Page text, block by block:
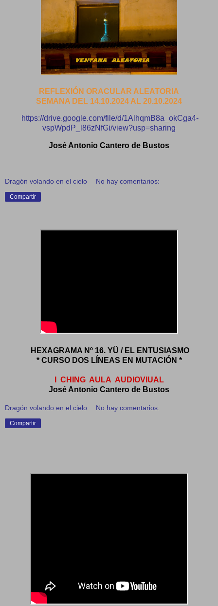
REFLEXIÓN ORACULAR ALEATORIA
SEMANA DEL 14.10.2024 AL 20.10.2024
https://drive.google.com/file/d/1AlhqmB8a_okCga4-
vspWpdP_l86zNfGi/view?usp=sharing
José Antonio Cantero de Bustos
Dragón volando en el cielo No hay comentarios:
Compartir
HEXAGRAMA Nº 16. YÜ / EL ENTUSIASMO
* CURSO DOS LÍNEAS EN MUTACIÓN *
I CHING AULA AUDIOVIUAL
José Antonio Cantero de Bustos
Dragón volando en el cielo No hay comentarios:
Compartir